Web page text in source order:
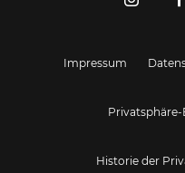
Impressum
Historie der